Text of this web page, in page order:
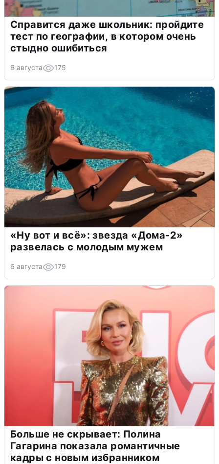
Справится даже школьник: пройдите
тест по географии, в котором очень
стыдно ошибиться
6 августа 175
«Ну вот и всё»: звезда «Дома-2»
развелась с молодым мужем
6 августа 179
Больше не скрывает: Полина
Гагарина показала романтичные
кадры с новым избранником